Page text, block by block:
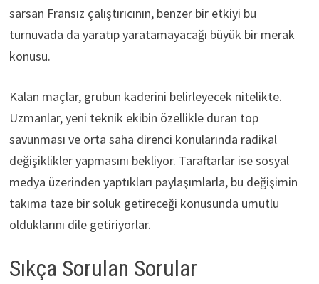
sarsan Fransız çalıştırıcının, benzer bir etkiyi bu
turnuvada da yaratıp yaratamayacağı büyük bir merak
konusu.
Kalan maçlar, grubun kaderini belirleyecek nitelikte.
Uzmanlar, yeni teknik ekibin özellikle duran top
savunması ve orta saha direnci konularında radikal
değişiklikler yapmasını bekliyor. Taraftarlar ise sosyal
medya üzerinden yaptıkları paylaşımlarla, bu değişimin
takıma taze bir soluk getireceği konusunda umutlu
olduklarını dile getiriyorlar.
Sıkça Sorulan Sorular